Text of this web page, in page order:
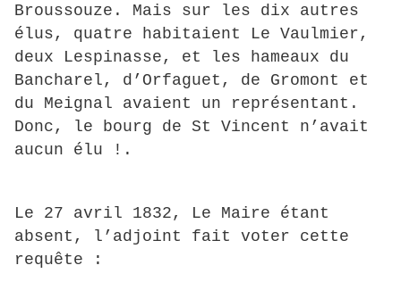
Broussouze. Mais sur les dix autres
élus, quatre habitaient Le Vaulmier,
deux Lespinasse, et les hameaux du
Bancharel, d’Orfaguet, de Gromont et
du Meignal avaient un représentant.
Donc, le bourg de St Vincent n’avait
aucun élu !.
Le 27 avril 1832, Le Maire étant
absent, l’adjoint fait voter cette
requête :